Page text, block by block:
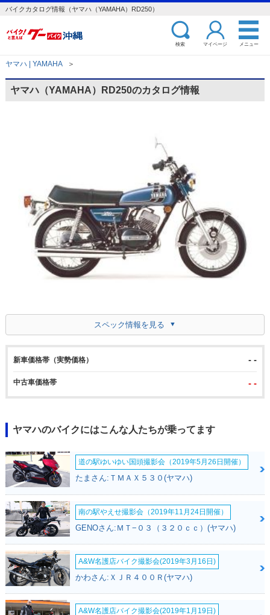
バイクカタログ情報（ヤマハ（YAMAHA）RD250）
検索 マイページ メニュー
ヤマハ | YAMAHA ＞
ヤマハ（YAMAHA）RD250のカタログ情報
スペック情報を見る
新車価格帯（実勢価格） - -
中古車価格帯 - -
ヤマハのバイクにはこんな人たちが乗ってます
道の駅ゆいゆい国頭撮影会（2019年5月26日開催）
たまさん:ＴＭＡＸ５３０(ヤマハ)
南の駅やえせ撮影会（2019年11月24日開催）
GENOさん:ＭＴ−０３（３２０ｃｃ）(ヤマハ)
A&W名護店バイク撮影会(2019年3月16日)
かわさん:ＸＪＲ４００Ｒ(ヤマハ)
A&W名護店バイク撮影会(2019年1月19日)